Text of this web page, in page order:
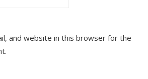
and website in this browser for the